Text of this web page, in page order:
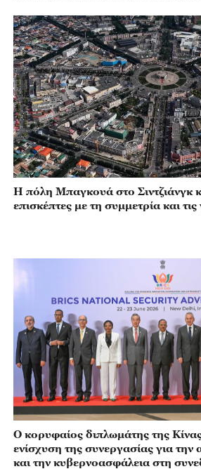
Η πόλη Μπαγκουά στο Σιντζιάνγκ
επισκέπτες με τη συμμετρία και τις
Ο κορυφαίος διπλωμάτης της
ενίσχυση της συνεργασίας για την
και την κυβερνοασφάλεια στη